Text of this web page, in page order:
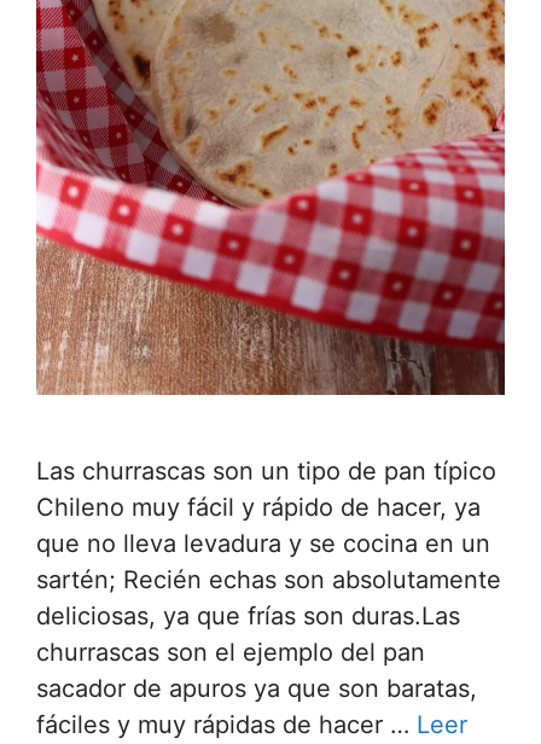
Las churrascas son un tipo de pan típico
Chileno muy fácil y rápido de hacer, ya
que no lleva levadura y se cocina en un
sartén; Recién echas son absolutamente
deliciosas, ya que frías son duras.Las
churrascas son el ejemplo del pan
sacador de apuros ya que son baratas,
fáciles y muy rápidas de hacer … Leer